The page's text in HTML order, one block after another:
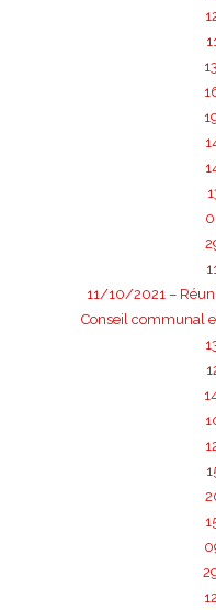
11/10/2021 –
Conseil communal